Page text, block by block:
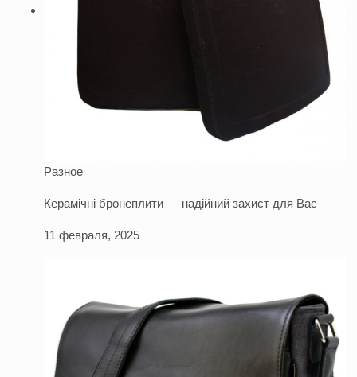
Разное
Керамічні бронеплити — надійний захист для Вас
11 февраля, 2025